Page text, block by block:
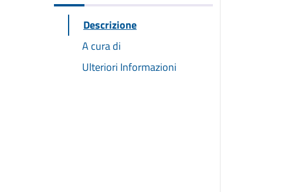
Descrizione
A cura di
Ulteriori Informazioni